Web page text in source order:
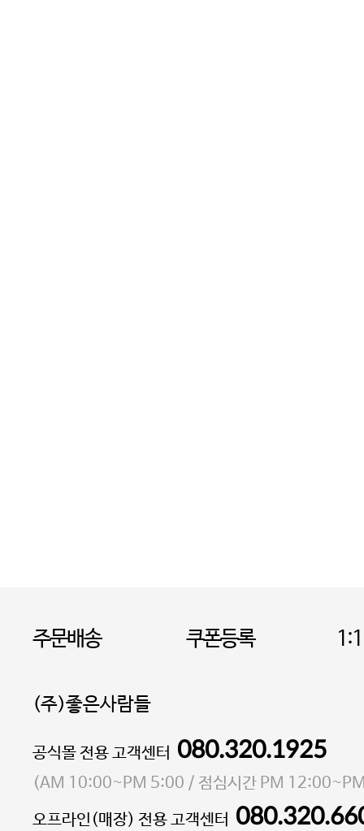
주문배송 쿠폰등록
(주)좋은사람들
대표 이성현,박영환| 개인정보관리책임자 김상현
소재지 서울특별시 마포구 마포대로4다길 41 마포
통신판매업 신고번호 2023-서울마포-3931호
공식몰 전용 고객센터 080.320.1925
(AM 10:00~PM 5:00 / 점심시간 PM
오프라인(매장) 전용 고객센터